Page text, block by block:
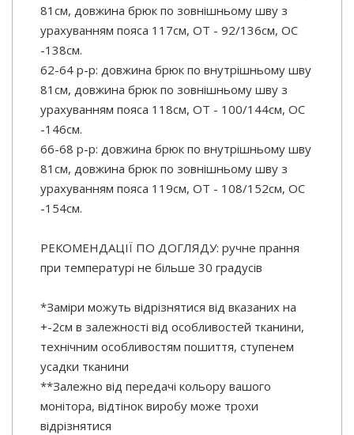
81см, довжина брюк по зовнішньому шву з
урахуванням пояса 117см, ОТ - 92/136см, OC
-138см.
62-64 р-р: довжина брюк по внутрішньому шву
81см, довжина брюк по зовнішньому шву з
урахуванням пояса 118см, ОТ - 100/144см, OC
-146см.
66-68 р-р: довжина брюк по внутрішньому шву
81см, довжина брюк по зовнішньому шву з
урахуванням пояса 119см, ОТ - 108/152см, OC
-154см.
РЕКОМЕНДАЦІЇ ПО ДОГЛЯДУ: ручне прання
при температурі не більше 30 градусів
*Заміри можуть відрізнятися від вказаних на
+-2см в залежності від особливостей тканини,
технічним особливостям пошиття, ступенем
усадки тканини
**Залежно від передачі кольору вашого
монітора, відтінок виробу може трохи
відрізнятися